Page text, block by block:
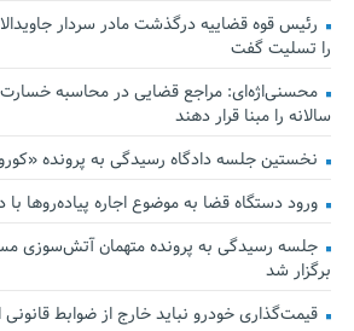
رئیس قوه قضاییه درگذشت مادر سردار
را تسلیت گفت
محسنی‌اژه‌ای: مراجع قضایی در محاسبه
سالانه را مبنا قرار دهند
نخستین جلسه دادگاه رسیدگی به پرونده
ورود دستگاه قضا به موضوع اجاره پیاده‌روها
جلسه رسیدگی به پرونده متهمان آتش‌سوزی
برگزار شد
قیمت‌گذاری خودرو نباید خارج از ضوابط